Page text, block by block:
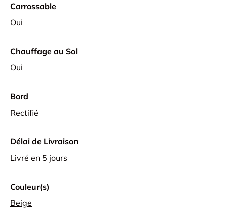
Carrossable
Oui
Chauffage au Sol
Oui
Bord
Rectifié
Délai de Livraison
Livré en 5 jours
Couleur(s)
Beige